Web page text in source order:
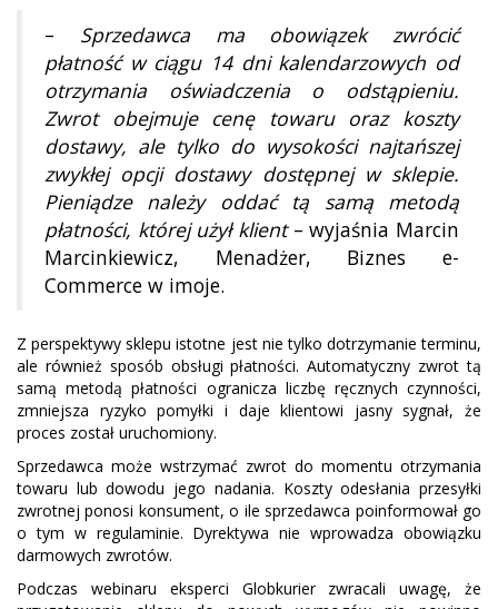
– Sprzedawca ma obowiązek zwrócić
płatność w ciągu 14 dni kalendarzowych od
otrzymania oświadczenia o odstąpieniu.
Zwrot obejmuje cenę towaru oraz koszty
dostawy, ale tylko do wysokości najtańszej
zwykłej opcji dostawy dostępnej w sklepie.
Pieniądze należy oddać tą samą metodą
płatności, której użył klient– wyjaśnia Marcin
Marcinkiewicz, Menadżer, Biznes e-
Commerce w imoje.
Z perspektywy sklepu istotne jest nie tylko dotrzymanie terminu,
ale również sposób obsługi płatności. Automatyczny zwrot tą
samą metodą płatności ogranicza liczbę ręcznych czynności,
zmniejsza ryzyko pomyłki i daje klientowi jasny sygnał, że
proces został uruchomiony.
Sprzedawca może wstrzymać zwrot do momentu otrzymania
towaru lub dowodu jego nadania. Koszty odesłania przesyłki
zwrotnej ponosi konsument, o ile sprzedawca poinformował go
o tym w regulaminie. Dyrektywa nie wprowadza obowiązku
darmowych zwrotów.
Podczas webinaru eksperci Globkurier zwracali uwagę, że